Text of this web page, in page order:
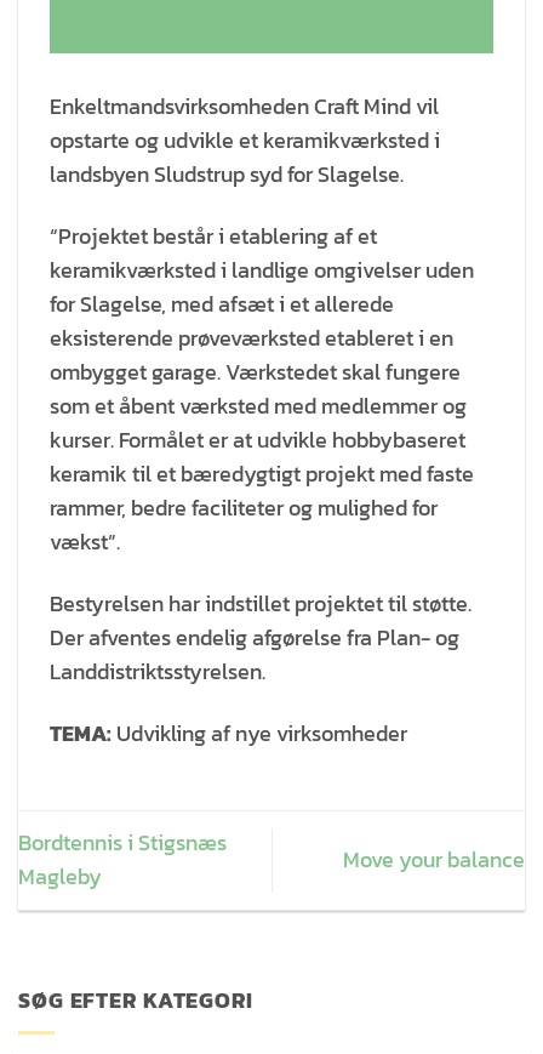
Enkeltmandsvirksomheden Craft Mind vil
opstarte og udvikle et keramikværksted i
landsbyen Sludstrup syd for Slagelse.
“Projektet består i etablering af et
keramikværksted i landlige omgivelser uden
for Slagelse, med afsæt i et allerede
eksisterende prøveværksted etableret i en
ombygget garage. Værkstedet skal fungere
som et åbent værksted med medlemmer og
kurser. Formålet er at udvikle hobbybaseret
keramik til et bæredygtigt projekt med faste
rammer, bedre faciliteter og mulighed for
vækst”.
Bestyrelsen har indstillet projektet til støtte.
Der afventes endelig afgørelse fra Plan- og
Landdistriktsstyrelsen.
TEMA: Udvikling af nye virksomheder
Bordtennis i Stigsnæs
Magleby
Move your balance
SØG EFTER KATEGORI